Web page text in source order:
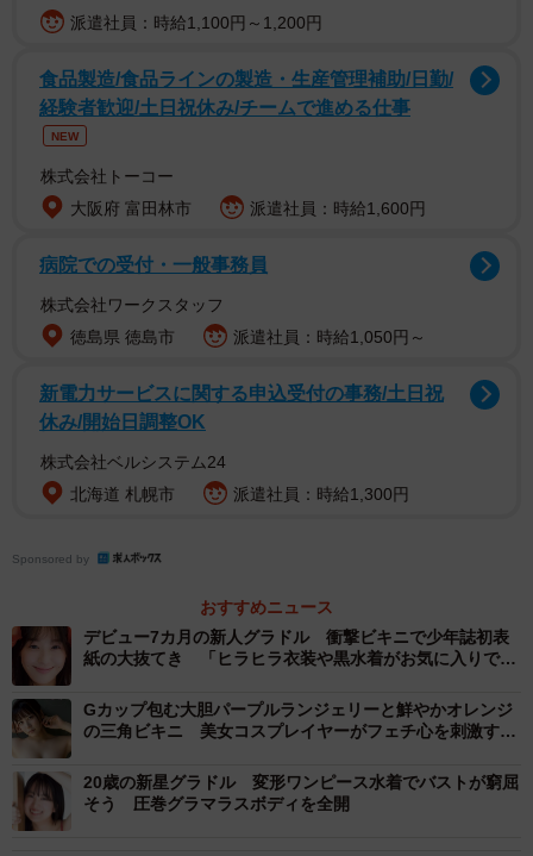
派遣社員：時給1,100円～1,200円
食品製造/食品ラインの製造・生産管理補助/日勤/
経験者歓迎/土日祝休み/チームで進める仕事
NEW
株式会社トーコー
大阪府 富田林市
派遣社員：時給1,600円
病院での受付・一般事務員
株式会社ワークスタッフ
徳島県 徳島市
派遣社員：時給1,050円～
新電力サービスに関する申込受付の事務/土日祝
休み/開始日調整OK
株式会社ベルシステム24
北海道 札幌市
派遣社員：時給1,300円
Sponsored by
おすすめニュース
デビュー7カ月の新人グラドル 衝撃ビキニで少年誌初表
紙の大抜てき 「ヒラヒラ衣装や黒水着がお気に入りで
Gカップ包む大胆パープルランジェリーと鮮やかオレンジ
の三角ビキニ 美女コスプレイヤーがフェチ心を刺激する
20歳の新星グラドル 変形ワンピース水着でバストが窮屈
そう 圧巻グラマラスボディを全開